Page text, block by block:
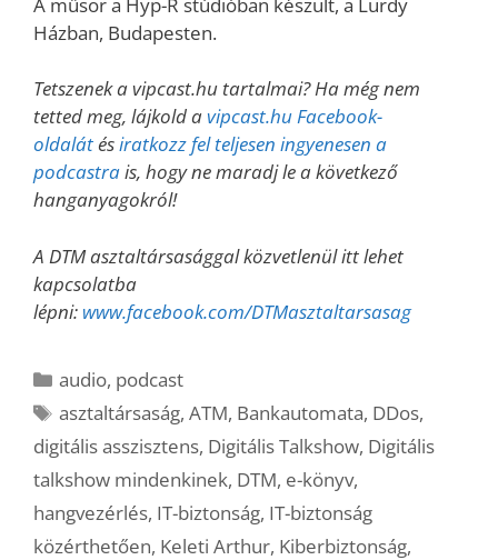
Házban, Budapesten.
Tetszenek a vipcast.hu tartalmai? Ha még nem
tetted meg, lájkold avipcast.hu Facebook-
oldalátésiratkozz fel teljesen ingyenesen a
podcastrais, hogy ne maradj le a következő
hanganyagokról!
A DTM asztaltársasággal közvetlenül itt lehet
kapcsolatba
lépni: www.facebook.com/DTMasztaltarsasag
Kategória
audio, podcast
Címkék
asztaltársaság,ATM, Bankautomata, DDos,
digitális asszisztens, Digitális Talkshow, Digitális
talkshow mindenkinek, DTM, e-könyv,
hangvezérlés, IT-biztonság, IT-biztonság
közérthetően, Keleti Arthur, Kiberbiztonság,